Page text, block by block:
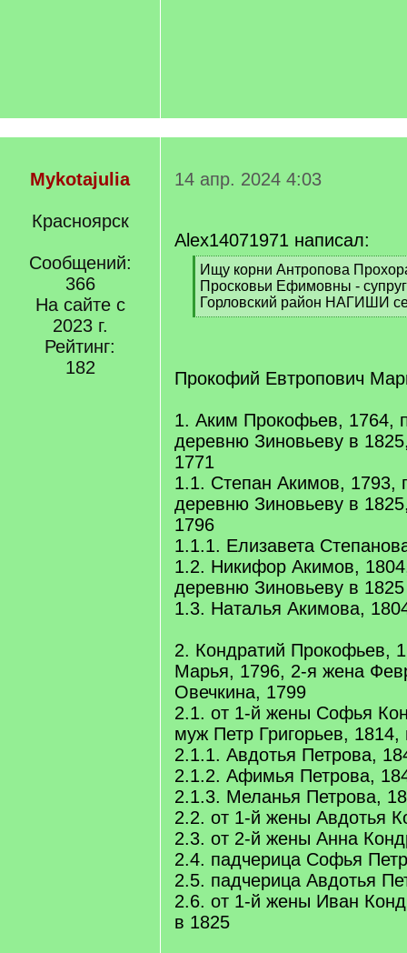
Mykotajulia
Красноярск
Сообщений:
366
На сайте с
2023 г.
Рейтинг:
182
14 апр. 2024 4:03
Alex14071971 написал:
[
q
]
Ищу корни Антропова
Просковьи Ефимовны -
Горловский район НАГИШИ
[
Прокофий Евтропович
1. Аким Прокофьев, 1764,
деревню Зиновьеву в
1771
1.1. Степан Акимов, 1793,
деревню Зиновьеву в
1796
1.1.1. Елизавета
1.2. Никифор Акимов,
деревню Зиновьеву в 1825
1.3. Наталья Акимова,
2. Кондратий Прокофьев,
Марья, 1796, 2-я жена
Овечкина, 1799
2.1. от 1-й жены Софья
муж Петр Григорьев,
2.1.1. Авдотья Петрова,
2.1.2. Афимья Петрова,
2.1.3. Меланья Петрова,
2.2. от 1-й жены Авдотья
2.3. от 2-й жены Анна
2.4. падчерица Софья
2.5. падчерица Авдотья
2.6. от 1-й жены Иван
в 1825